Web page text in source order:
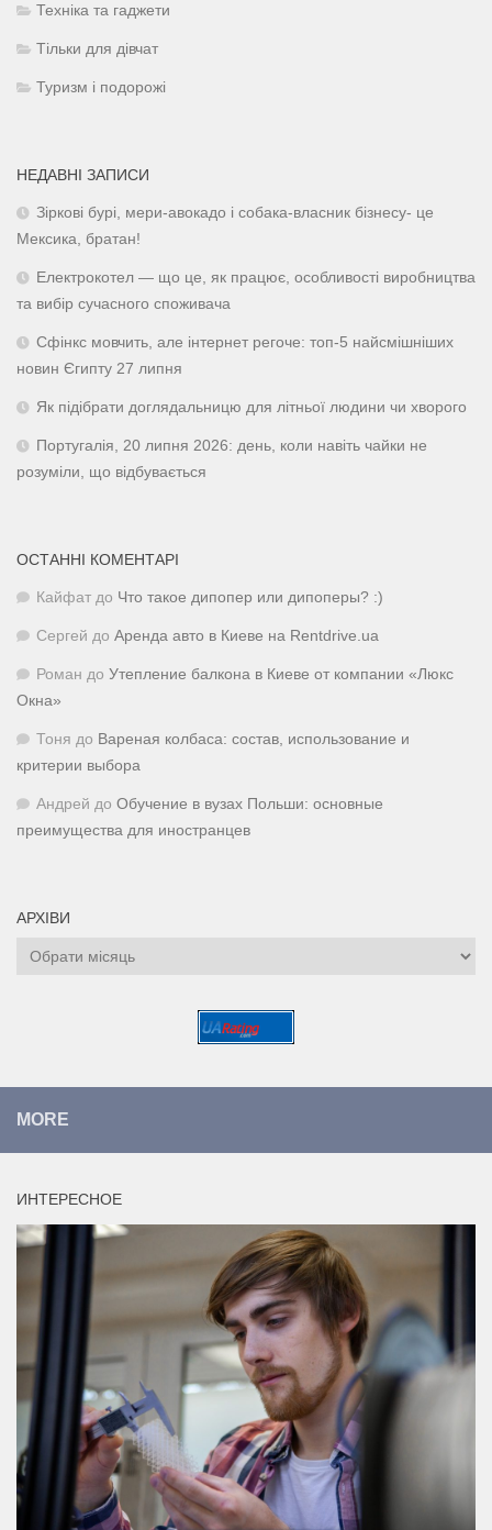
Техніка та гаджети
Тільки для дівчат
Туризм і подорожі
НЕДАВНІ ЗАПИСИ
Зіркові бурі, мери-авокадо і собака-власник бізнесу- це
Мексика, братан!
Електрокотел — що це, як працює, особливості виробництва
та вибір сучасного споживача
Сфінкс мовчить, але інтернет регоче: топ-5 найсмішніших
новин Єгипту 27 липня
Як підібрати доглядальницю для літньої людини чи хворого
Португалія, 20 липня 2026: день, коли навіть чайки не
розуміли, що відбувається
ОСТАННІ КОМЕНТАРІ
Кайфат до Что такое дипопер или дипоперы? :)
Сергей до Аренда авто в Киеве на Rentdrive.ua
Роман до Утепление балкона в Киеве от компании «Люкс
Окна»
Тоня до Вареная колбаса: состав, использование и
критерии выбора
Андрей до Обучение в вузах Польши: основные
преимущества для иностранцев
АРХІВИ
Архіви
MORE
ИНТЕРЕСНОЕ